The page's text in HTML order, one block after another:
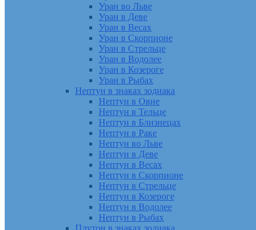
Уран во Льве
Уран в Деве
Уран в Весах
Уран в Скорпионе
Уран в Стрельце
Уран в Водолее
Уран в Козероге
Уран в Рыбах
Нептун в знаках зодиака
Нептун в Овне
Нептун в Тельце
Нептун в Близнецах
Нептун в Раке
Нептун во Льве
Нептун в Деве
Нептун в Весах
Нептун в Скорпионе
Нептун в Стрельце
Нептун в Козероге
Нептун в Водолее
Нептун в Рыбах
Плутон в знаках зодиака